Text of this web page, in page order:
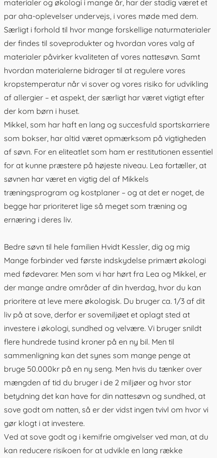
materialer og økologi i mange år, har der stadig været et
par aha-oplevelser undervejs, i vores møde med dem.
Særligt i forhold til hvor mange forskellige naturmaterialer
der findes til soveprodukter og hvordan vores valg af
materialer påvirker kvaliteten af vores nattesøvn. Samt
hvordan materialerne bidrager til at regulere vores
kropstemperatur når vi sover og vores risiko for udvikling
af allergier – et aspekt, der særligt har været vigtigt efter
der kom børn i huset.
Mikkel, som har haft en lang og succesfuld sportskarriere
som bokser, har altid været opmærksom på vigtigheden
af søvn. For en eliteatlet som ham er restitutionen essentiel
for at kunne præstere på højeste niveau. Lea fortæller, at
søvnen har været en vigtig del af Mikkels
træningsprogram og kostplaner – og at det er noget, de
begge har prioriteret lige så meget som træning og
ernæring i deres liv.
Bedre søvn til hele familien Hvidt Kessler, dig og mig
Mange forbinder ved første indskydelse primært økologi
med fødevarer. Men som vi har hørt fra Lea og Mikkel, er
der mange andre områder af din hverdag, hvor du kan
prioritere at leve mere økologisk. Du bruger ca. 1/3 af dit
liv på at sove, derfor er sovemiljøet et oplagt sted at
investere i økologi, sundhed og velvære. Vi bruger snildt
flere hundrede tusind kroner på en ny bil. Men til
sammenligning kan det synes som mange penge at
bruge 50.000kr på en ny seng. Men hvis du tænker over
mængden af tid du bruger i de 2 miljøer og hvor stor
betydning det kan have for din nattesøvn og sundhed, at
sove godt om natten, så er der vidst ingen tvivl om hvor vi
gør klogt i at investere.
Ved at sove godt og i kemifrie omgivelser ved man, at du
kan reducere risikoen for at udvikle en lang række